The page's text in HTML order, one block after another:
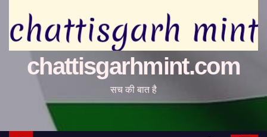
chattisgarhmint.com
सच की बात है